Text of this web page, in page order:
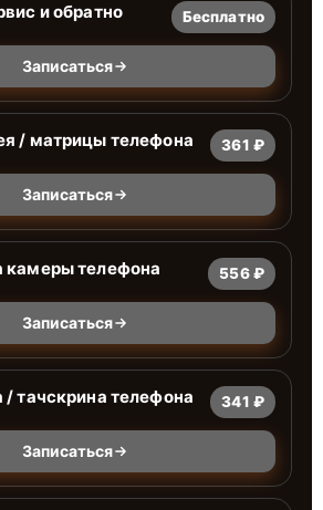
и обратно Бесплатно
Записаться
/ матрицы телефона 361 ₽
Записаться
камеры телефона 556 ₽
Записаться
/ тачскрина телефона 341 ₽
Записаться